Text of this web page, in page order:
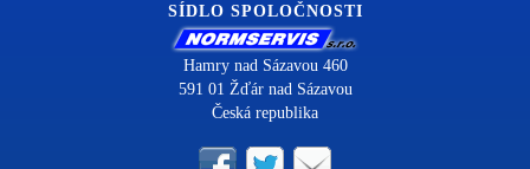
SÍDLO SPOLOČNOSTI
Hamry nad Sázavou 460
591 01 Žďár nad Sázavou
Česká republika